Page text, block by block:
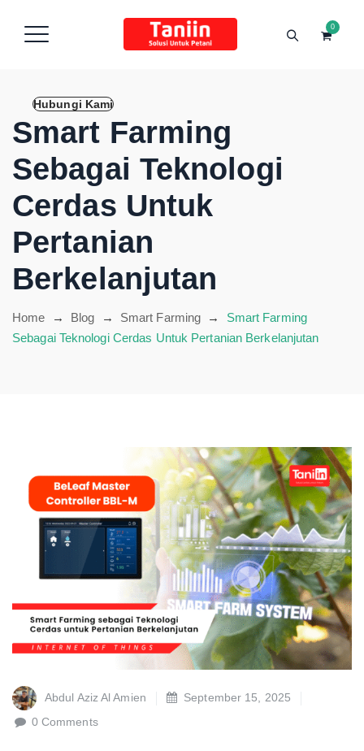
Hubungi Kami
0
Smart Farming
Sebagai Teknologi
Cerdas Untuk
Pertanian
Berkelanjutan
Home → Blog → Smart Farming → Smart Farming
Sebagai Teknologi Cerdas Untuk Pertanian Berkelanjutan
Abdul Aziz Al Amien
September 15, 2025
0 Comments